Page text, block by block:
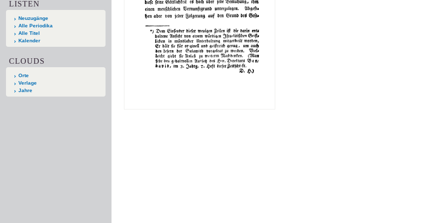
LISTEN
Neuzugänge
Alle Periodika
Alle Titel
Kalender
CLOUDS
Orte
Verlage
Jahre